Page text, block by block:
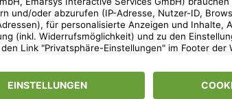
Preisempfehlung des Herstellers. Prozentangaben
unserer Freunde-werben-Freunde-Aktionen findest